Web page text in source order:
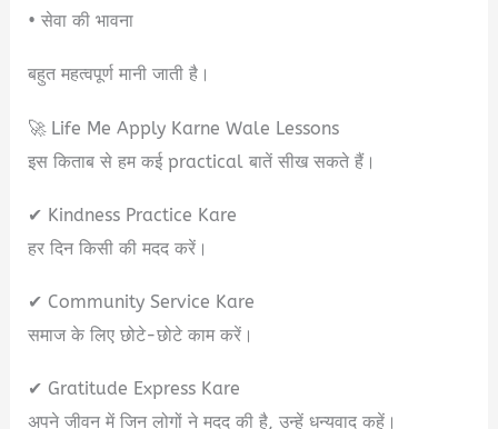
• सेवा की भावना
बहुत महत्वपूर्ण मानी जाती है।
🚀 Life Me Apply Karne Wale Lessons
इस किताब से हम कई practical बातें सीख सकते हैं।
✔ Kindness Practice Kare
हर दिन किसी की मदद करें।
✔ Community Service Kare
समाज के लिए छोटे-छोटे काम करें।
✔ Gratitude Express Kare
अपने जीवन में जिन लोगों ने मदद की है, उन्हें धन्यवाद कहें।